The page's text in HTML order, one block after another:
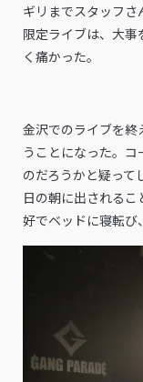
ギリまでスタッフ
限定ライブは、大
く痛かった。
金沢でのライブを終
うことになった。
のだろうかと疑って
日の朝に出される
好でベッドに寝転び